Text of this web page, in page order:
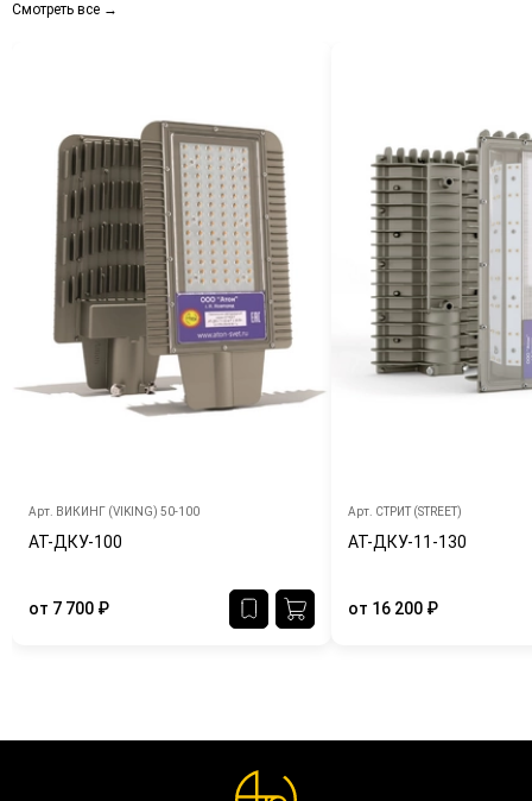
Смотреть все →
Арт. ВИКИНГ (VIKING) 50-100
АТ-ДКУ-100
от 7 700 ₽
Арт. СТРИТ (STREET)
АТ-ДКУ-11-130
от 16 200 ₽